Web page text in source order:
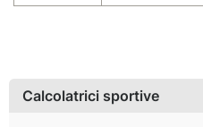
Calcolatrici sportive